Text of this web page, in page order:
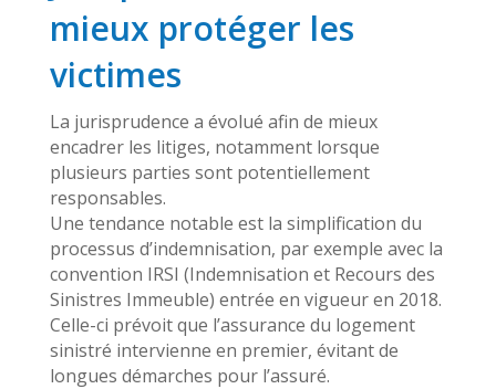
mieux protéger les
victimes
La jurisprudence a évolué afin de mieux
encadrer les litiges, notamment lorsque
plusieurs parties sont potentiellement
responsables.
Une tendance notable est la simplification du
processus d’indemnisation, par exemple avec la
convention IRSI (Indemnisation et Recours des
Sinistres Immeuble) entrée en vigueur en 2018.
Celle-ci prévoit que l’assurance du logement
sinistré intervienne en premier, évitant de
longues démarches pour l’assuré.